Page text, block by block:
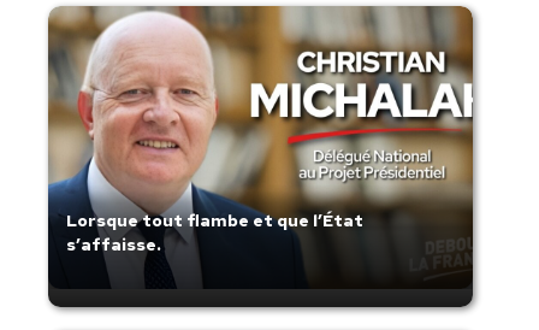
Lorsque tout flambe et que l’État
s’affaisse.